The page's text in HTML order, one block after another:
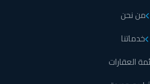
من نحن
خدماتنا
العقارات